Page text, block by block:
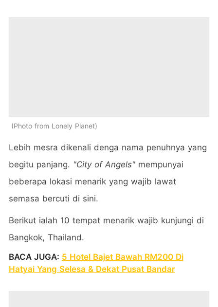
Photo from Lonely Planet
Lebih mesra dikenali denga nama penuhnya yang
begitu panjang. "City of Angels" mempunyai
beberapa lokasi menarik yang wajib lawat
semasa bercuti di sini.
Berikut ialah 10 tempat menarik wajib kunjungi di
Bangkok, Thailand.
BACA JUGA: 5 Hotel Bajet Bawah RM200 Di
Hatyai Yang Selesa & Dekat Pusat Bandar